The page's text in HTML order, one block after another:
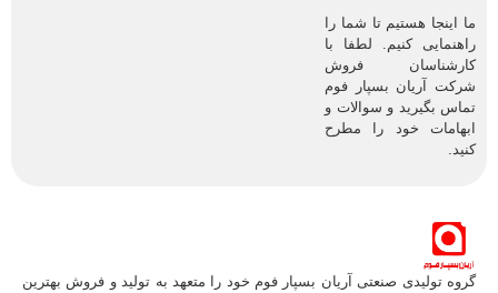
ما اینجا هستیم تا شما را
راهنمایی کنیم. لطفا با
کارشناسان فروش
شرکت آریان بسپار فوم
تماس بگیرید و سوالات و
ابهامات خود را مطرح
کنید.
گروه تولیدی صنعتی آریان بسپار فوم خود را متعهد به تولید و فروش بهترین